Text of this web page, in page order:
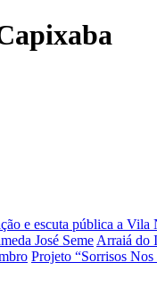
e escuta pública a Vila
José Seme Arraiá do
Projeto “Sorrisos